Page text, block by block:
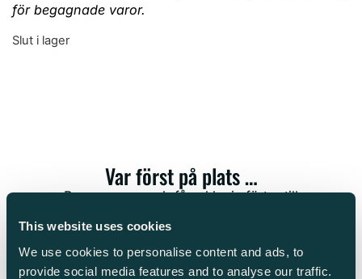
This website uses cookies
We use cookies to personalise content and ads, to
provide social media features and to analyse our traffic.
för begagnade varor.
Slut i lager
Var först på plats …
Prenumerera och få exklusiv förtur till
tidlösa skatter. Missa inte chansen att hitta
smycket som är menat för just dig.